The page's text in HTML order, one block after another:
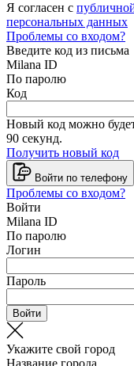
Я согласен с
персональных данных
Проблемы со входом?
Введите код из письма
Milana ID
По паролю
Код
Новый код можно будет
90 секунд.
Получить новый код
Войти по телефону
Проблемы со входом?
Войти
Milana ID
По паролю
Логин
Пароль
Войти
Укажите свой город